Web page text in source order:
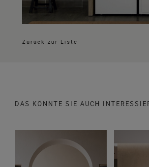
Zurück zur Liste
DAS KÖNNTE SIE AUCH